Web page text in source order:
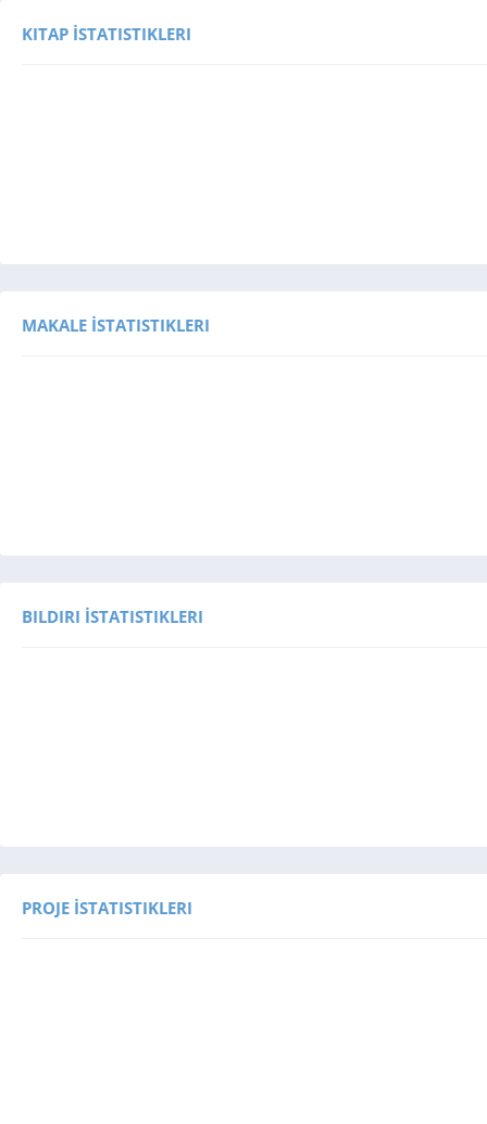
KITAP İSTATISTIKLERI
MAKALE İSTATISTIKLERI
BILDIRI İSTATISTIKLERI
PROJE İSTATISTIKLERI